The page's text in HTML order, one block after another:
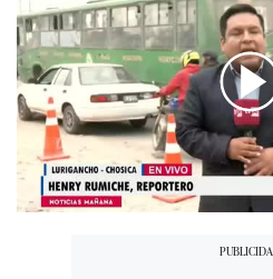
00:00/02:34